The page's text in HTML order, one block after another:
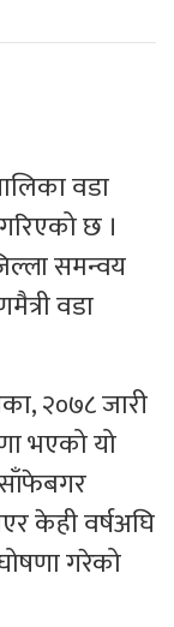
वडा
छ ।
समन्वय
वडा
२०७८ जारी
भएको यो
केही वर्षअघि
गरेको